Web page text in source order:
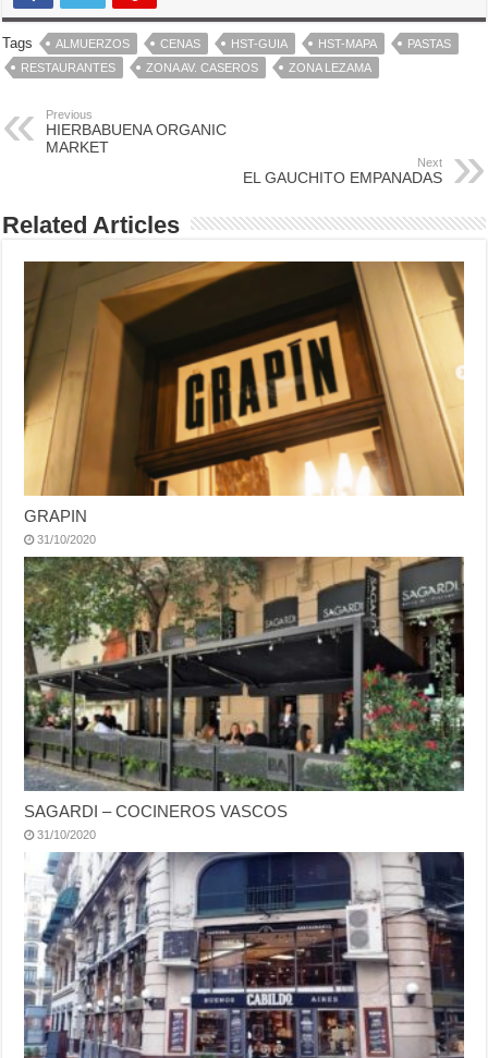
Tags ALMUERZOS CENAS HST-GUIA HST-MAPA
PASTAS
RESTAURANTES
ZONA AV. CASEROS ZONA LEZAMA
Previous
HIERBABUENA ORGANIC
MARKET
Next
EL GAUCHITO EMPANADAS
Related Articles
GRAPIN
31/10/2020
SAGARDI – COCINEROS VASCOS
31/10/2020